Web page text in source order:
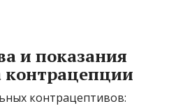
и показания
контрацепции
контрацептивов: